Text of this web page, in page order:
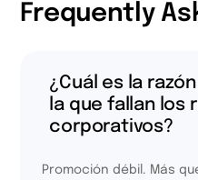
Frequently
¿Cuál es la
la que fallan los
corporativos?
Promoción débil. Más